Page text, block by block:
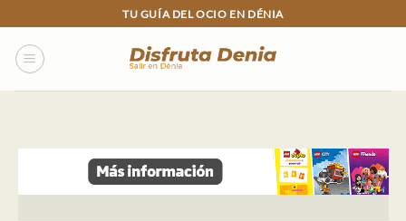
to
content
TU GUÍA DEL OCIO EN DÉNIA